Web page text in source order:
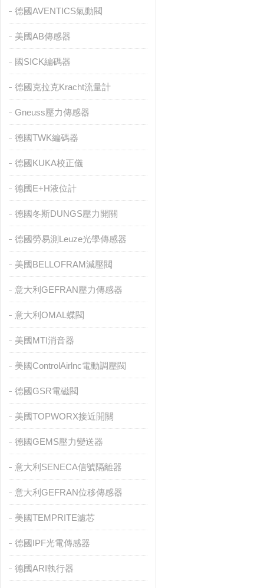
德國AVENTICS氣動閥
美國AB傳感器
國SICK編碼器
德國克拉克Kracht流量計
Gneuss壓力傳感器
德國TWK編碼器
德國KUKA校正儀
德國E+H液位計
德國冬斯DUNGS壓力開關
德國勞易測Leuze光學傳感器
美國BELLOFRAM減壓閥
意大利GEFRAN壓力傳感器
意大利OMAL蝶閥
美國MTI消音器
美國ControlAirlnc電動調壓閥
德國GSR電磁閥
美國TOPWORX接近開關
德國GEMS壓力變送器
意大利SENECA信號隔離器
意大利GEFRAN位移傳感器
美國TEMPRITE濾芯
德國IPF光電傳感器
德國ARI執行器